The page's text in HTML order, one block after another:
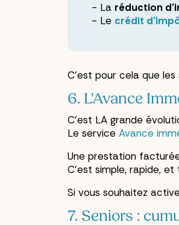
La réduction
Le crédit
C'est pour cela que
6. L'Avance
C'est LA grande
Le service Avance
Une prestation
C'est simple, rapide,
Si vous souhaitez
7. Seniors :